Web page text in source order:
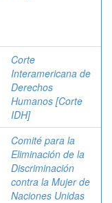
Corte
Interamericana de
Derechos
Humanos [Corte
IDH]
Comité para la
Eliminación de la
Discriminación
contra la Mujer de
Naciones Unidas